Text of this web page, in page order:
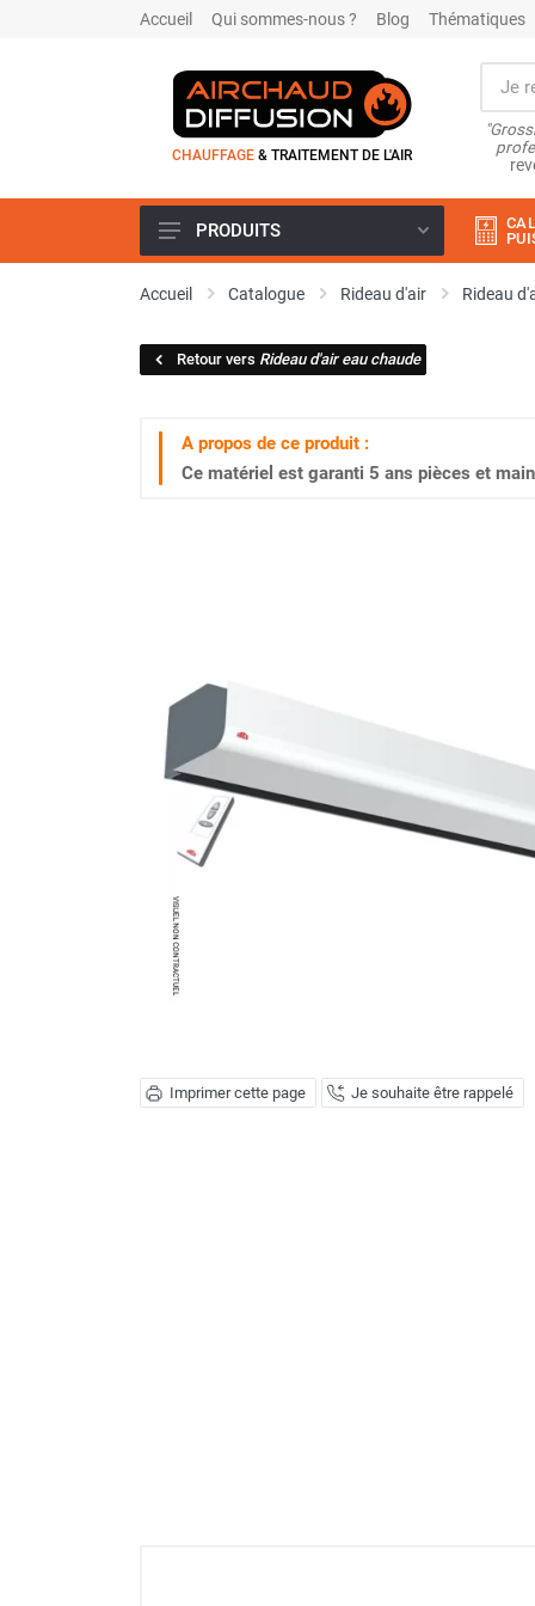
Accueil Qui sommes-nous ? Blog Thématiques
CHAUFFAGE & TRAITEMENT DE L'AIR
Climatiseur
Climatiseur mobile résidentiel et
Rafraîchisseur d'air
Rafraichisseur d'air mobile
Brasseur d'air
Ventilateur fixe
Ventilateur industriel
Ventilateur de chantier
Ventilateur centrifuge
Ventilateur de sol
Ventilateur sur pied
Ventilateur de table
Extracteur d'air mural
Extracteur d'air mural hélicoïde
Extracteur d'air mural centrifuge
Déstratificateur ventilateur de
plafond
PRODUITS
Accueil Catalogue Rideau d'air Rideau
Retour vers Rideau d'air eau chaude
A propos de ce produit :
Ce matériel est garanti 5 ans pièces et
Imprimer cette page Je souhaite être rappelé